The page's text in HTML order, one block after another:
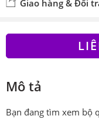
Giao hàng & Đổi
Mô tả
Bạn đang tìm xem bộ